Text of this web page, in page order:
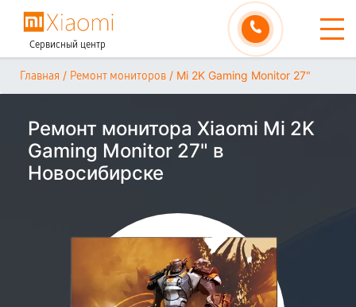
Сервисный центр
Главная / Ремонт мониторов / Mi 2K Gaming Monitor 27"
Ремонт монитора Xiaomi Mi 2K
Gaming Monitor 27" в
Новосибирске